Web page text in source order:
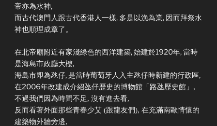
帝亦為水神,
而古代澳門人跟古代香港人一樣, 多是以漁為業, 因而拜祭水
神也順理成章了。
在北帝廟附近有家淺綠色的西洋建築, 始建於1920年, 當時
是海島市政廳大樓,
海島市即為氹仔, 是當時葡萄牙人入主氹仔時新建的行政區,
在2006年改建成介紹氹仔歷史的博物館「路氹歷史館」,
不過我們因為時間不足, 沒有進去看,
反而看著外面那些青春少艾 (跟龍友們), 在充滿南歐情懷的
建築物外牆旁邊,